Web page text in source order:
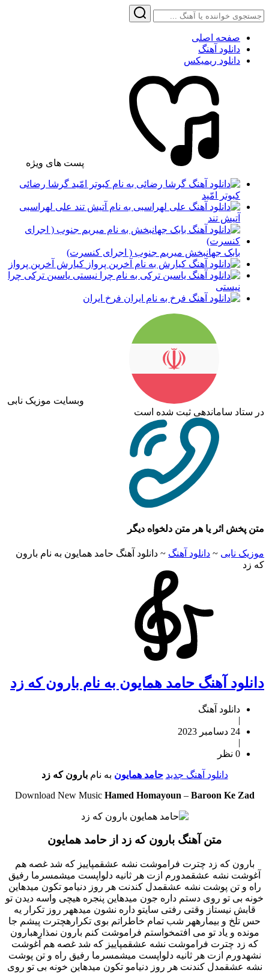
صفحه اصلی
دانلود آهنگ
دانلود ریمیکس
پست های ویژه
گرشا رضائی
کبوتر امّید
علی لهراسبی
آتیش تند
بابک جهانبخش میریم جنوب ( اجرای کنسرت)
کیارش آخرین پرواز
یاسین ترکی چرا
نیستی
فرخ ایران
وبسایت موزیک نابی
در ستاد ساماندهی ثبت شده است
متن پخش اثر یا هر متن دلخواه دیگر
موزیک نابی ~ دانلود آهنگ ~ دانلود آهنگ حامد همایون به نام بارون
که زد
دانلود آهنگ حامد همایون به نام بارون که زد
دانلود آهنگ
|
24 دسامبر 2023
|
0 نظر
دانلود آهنگ جدید حامد همایون به نامبارون که زد
Download New Music Hamed Homayoun – Baroon Ke Zad
متن آهنگ بارون که زد از حامد همایون
بارون که زد چترت فراموشت نشه عشقمپاییز که شد غصه هم
آغوشت نشه عشقمدورم ازت هر ثانیه دلواپست میشمسرما رفیق
راه و تن پوشت نشه عشقمدل کندنت هر روز دنیامو تکون میدهاین
خونه بی تو روی دستم داره جون میدهاین پنجره هیچی واسه دیدن تو
قابش نیستاز وقتی رفتی سایتو داره نشون میدههر روز تکرار یه
حس تلخ و بیمارههر شب تمام خاطراتم بوی تکرارهچترت پیشم جا
مونده و یاد تو می افتمخواستم فراموشت کنم بارون نمذارهبارون
که زد چترت فراموشت نشه عشقمپاییز که شد غصه هم آغوشت
نشهدورم ازت هر ثانیه دلواپست میشمسرما رفیق راه و تن پوشت
نشه عشقمدل کندنت هر روز دنیامو تکون میدهاین خونه بی تو روی